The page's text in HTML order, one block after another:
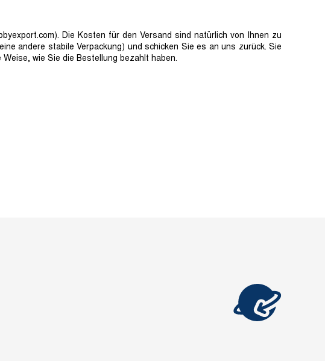
Die Kosten für den Versand sind natürlich von Ihnen zu
andere stabile Verpackung) und schicken Sie es an uns zurück. Sie
wie Sie die Bestellung bezahlt haben.